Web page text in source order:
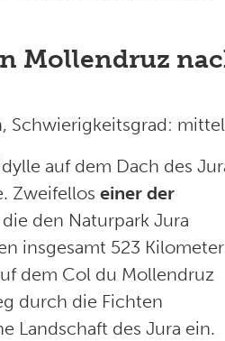
Mollendruz
Schwierigkeitsgrad: mittel
auf dem Dach des
Zweifellos einer der
die den Naturpark Jura
insgesamt 523
dem Col du Mollendruz
durch die Fichten
Landschaft des Jura ein.